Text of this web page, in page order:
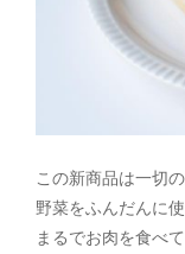
この新商品は一切
野菜をふんだんに
まるでお肉を食べ